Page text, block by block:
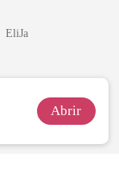
EliJa
Abrir